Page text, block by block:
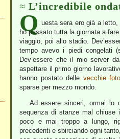
L’incredibile
Q uesta sera ero già a letto,
ho passato tutta la giornata a
viaggio, poi allo stadio.
tempo avevo i piedi congelati
Dev’essere che il mio server
aspettare il primo giorno
hanno postato delle vecchie
sparse per mezzo mondo.
Ad essere sinceri, ormai lo
sequenza di stanze mal chiuse
poco e mai troppo a lungo,
precedenti e sbirciando ogni